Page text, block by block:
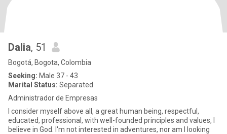
Dalia, 51
Bogotá, Bogota, Colombia
Seeking: Male 37 - 43
Marital Status: Separated
Administrador de Empresas
I consider myself above all, a great human being, respectful,
educated, professional, with well-founded principles and values, I
believe in God. I'm not interested in adventures, nor am I looking